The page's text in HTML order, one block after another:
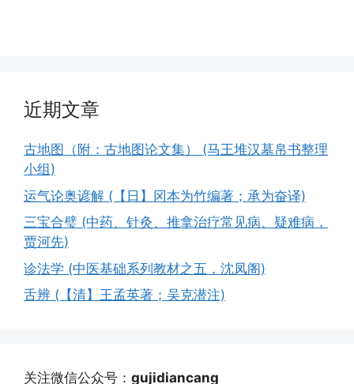
近期文章
古地图（附：古地图论文集） (马王堆汉墓帛书整理
小组)
运气论奥谚解 (【日】冈本为竹编著；承为奋译)
三宝合璧 (中药、针灸、推拿治疗常见病、疑难病，
贾河先)
诊法学 (中医基础系列教材之五，沈凤阁)
舌辨 (【清】王孟英著；吴克潜注)
关注微信公众号： gujidiancang